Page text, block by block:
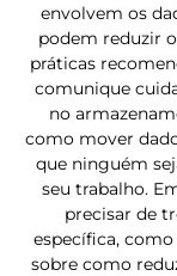
envolvem os
podem reduzir
práticas
comunique
no
como mover
que ninguém
seu trabalho.
precisar de
específica,
sobre como